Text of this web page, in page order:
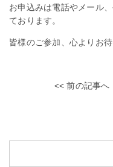
お申込みは電話やメール
ております。
皆様のご参加、心よりお待
<< 前の記事へ